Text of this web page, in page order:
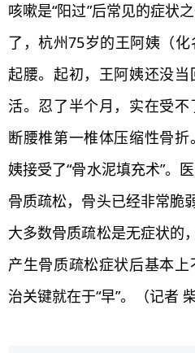
咳嗽是“阳过”后常见的症状
了，杭州75岁的王阿姨（
起腰。起初，王阿姨还没
活。忍了半个月，实在受
断腰椎第一椎体压缩性骨
姨接受了“骨水泥填充术”。
骨质疏松，骨头已经非常脆
大多数骨质疏松是无症状的
产生骨质疏松症状后基本
治关键就在于“早”。（记者 柴